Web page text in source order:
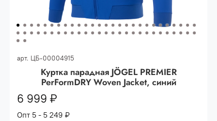
арт. ЦБ-00004915
Куртка парадная JÖGEL PREMIER
PerFormDRY Woven Jacket, синий
6 999 ₽
Опт 5 - 5 249 ₽